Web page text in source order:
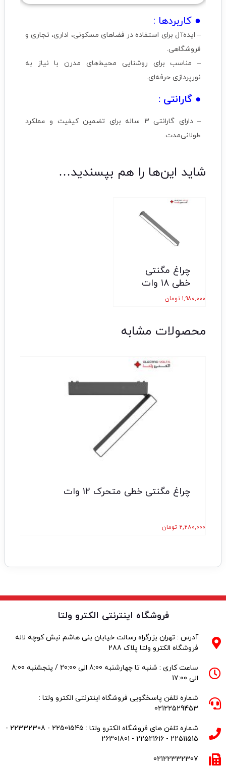
● کاربردها :
– ایده‌آل برای استفاده در فضاهای مسکونی، اداری، تجاری و
فروشگاهی.
– مناسب برای روشنایی محیط‌های مدرن با نیاز به
نورپردازی حرفه‌ای.
● گارانتی :
– دارای گارانتی 3 ساله برای تضمین کیفیت و عملکرد
طولانی‌مدت.
شاید این‌ها را هم بپسندید…
چراغ مگنتی
خطی 18 وات
۱,۹۸۰,۰۰۰ تومان
محصولات مشابه
چراغ مگنتی خطی متحرک 12 وات
۲,۲۸۰,۰۰۰ تومان
فروشگاه اینترنتی الکترو ولتا
آدرس : تهران بزرگراه رسالت خیابان بنی هاشم نبش کوچه لاله
فروشگاه الکترو ولتا پلاک 288
ساعت کاری : شنبه تا چهارشنبه 8:00 الی 20:00 / پنجشنبه 8:00
الی 17:00
شماره تلفن پاسخگویی فروشگاه اینترنتی الکترو ولتا :
02122529453
شماره تلفن های فروشگاه الکترو ولتا : 22501545 - 22332308 -
22511515 - 22521616 - 26301801
02122332307